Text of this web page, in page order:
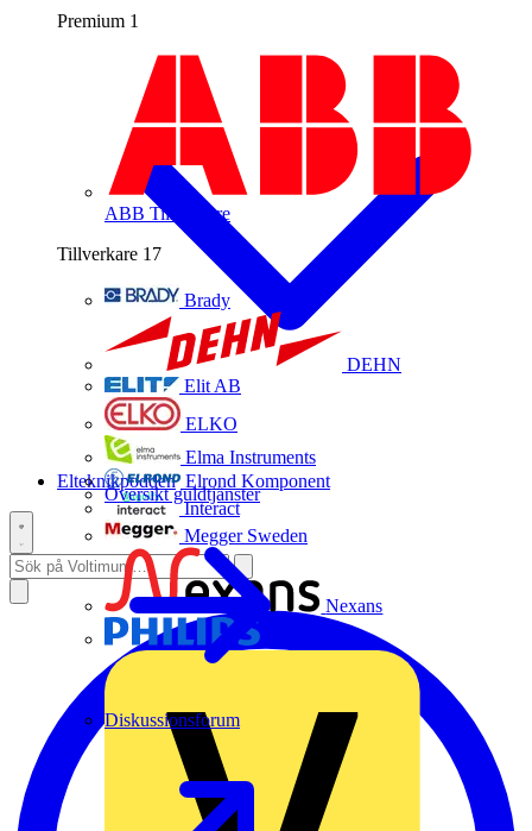
Premium 1
ABB Tillverkare
Tillverkare 17
Brady
DEHN
Elit AB
ELKO
Elma Instruments
Elrond Komponent
Interact
Megger Sweden
Nexans
Översikt guldtjänster
Diskussionsforum
Elteknikpodden